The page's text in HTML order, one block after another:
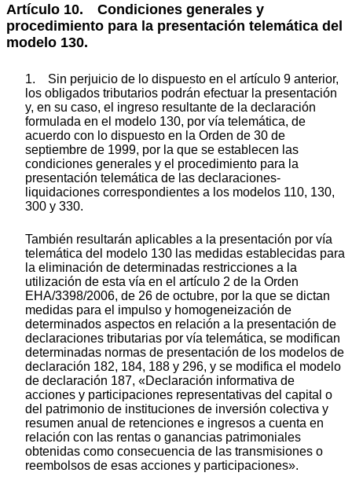
Artículo 10. Condiciones generales y
procedimiento para la presentación telemática del
modelo 130.
1. Sin perjuicio de lo dispuesto en el artículo 9 anterior,
los obligados tributarios podrán efectuar la presentación
y, en su caso, el ingreso resultante de la declaración
formulada en el modelo 130, por vía telemática, de
acuerdo con lo dispuesto en la Orden de 30 de
septiembre de 1999, por la que se establecen las
condiciones generales y el procedimiento para la
presentación telemática de las declaraciones-
liquidaciones correspondientes a los modelos 110, 130,
300 y 330.
También resultarán aplicables a la presentación por vía
telemática del modelo 130 las medidas establecidas para
la eliminación de determinadas restricciones a la
utilización de esta vía en el artículo 2 de la Orden
EHA/3398/2006, de 26 de octubre, por la que se dictan
medidas para el impulso y homogeneización de
determinados aspectos en relación a la presentación de
declaraciones tributarias por vía telemática, se modifican
determinadas normas de presentación de los modelos de
declaración 182, 184, 188 y 296, y se modifica el modelo
de declaración 187, «Declaración informativa de
acciones y participaciones representativas del capital o
del patrimonio de instituciones de inversión colectiva y
resumen anual de retenciones e ingresos a cuenta en
relación con las rentas o ganancias patrimoniales
obtenidas como consecuencia de las transmisiones o
reembolsos de esas acciones y participaciones».